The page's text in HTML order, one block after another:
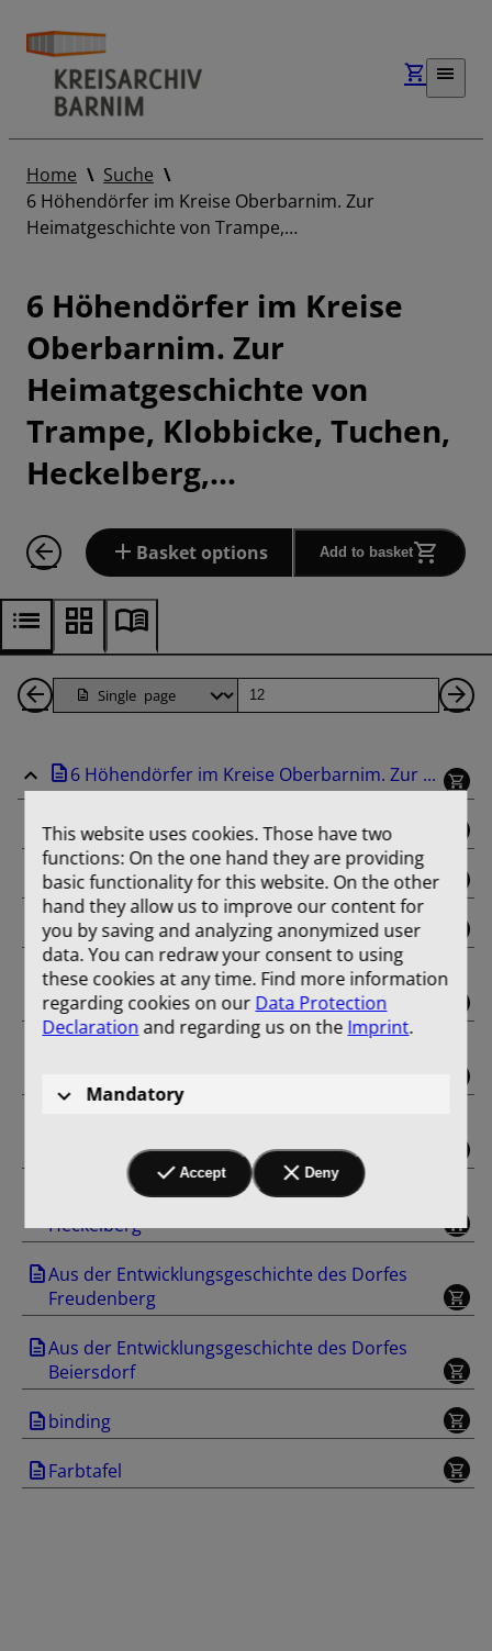
Home
Suche
6 Höhendörfer im Kreise Oberbarnim. Zur
Heimatgeschichte von Trampe,…
6 Höhendörfer im Kreise
Oberbarnim. Zur
Heimatgeschichte von
Trampe, Klobbicke, Tuchen,
Heckelberg,…
Basket options Add to basket
Back
Pages
Page
6 Höhendörfer im Kreise Oberbarnim. Zur ...
binding
title_page
contents
Aus der Entwicklungsgeschichte von Dorf
und Gut Trampe
Aus der Entwicklungsgeschichte des Dorfes
Heckelberg
Aus der Entwicklungsgeschichte des Dorfes
Freudenberg
Aus der Entwicklungsgeschichte des Dorfes
Beiersdorf
binding
Farbtafel
This website uses cookies. Those have two
functions: On the one hand they are providing
basic functionality for this website. On the other
hand they allow us to improve our content for
you by saving and analyzing anonymized user
data. You can redraw your consent to using
these cookies at any time. Find more information
regarding cookies on our Data Protection
Declarationand regarding us on the Imprint.
Mandatory
Accept Deny